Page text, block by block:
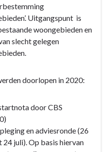
Uitgangspunt is
woongebieden en
slecht gelegen
doorlopen in 2020:
door CBS
en adviesronde (26
24 juli). Op basis hiervan